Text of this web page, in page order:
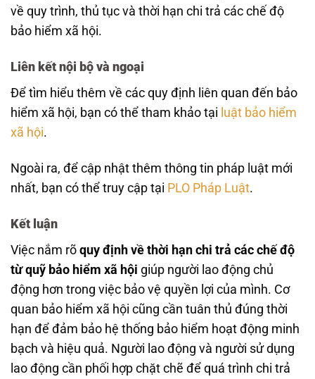
về quy trình, thủ tục và thời hạn chi trả các chế độ
bảo hiểm xã hội.
Liên kết nội bộ và ngoại
Để tìm hiểu thêm về các quy định liên quan đến bảo
hiểm xã hội, bạn có thể tham khảo tại luật bảo hiểm
xã hội.
Ngoài ra, để cập nhật thêm thông tin pháp luật mới
nhất, bạn có thể truy cập tại PLO Pháp Luật.
Kết luận
Việc nắm rõ quy định về thời hạn chi trả các chế độ
từ quỹ bảo hiểm xã hội giúp người lao động chủ
động hơn trong việc bảo vệ quyền lợi của mình. Cơ
quan bảo hiểm xã hội cũng cần tuân thủ đúng thời
hạn để đảm bảo hệ thống bảo hiểm hoạt động minh
bạch và hiệu quả. Người lao động và người sử dụng
lao động cần phối hợp chặt chẽ để quá trình chi trả